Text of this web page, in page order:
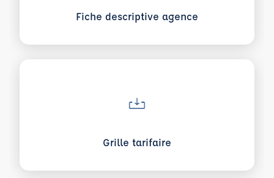
Fiche descriptive agence
Grille tarifaire